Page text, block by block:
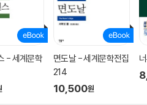
- 세계문학
면도날 - 세계문학전집
214
10,500원